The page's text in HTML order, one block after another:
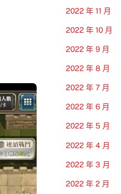
2022 年 11 月
2022 年 10 月
2022 年 9 月
2022 年 8 月
2022 年 7 月
2022 年 6 月
2022 年 5 月
2022 年 4 月
2022 年 3 月
2022 年 2 月